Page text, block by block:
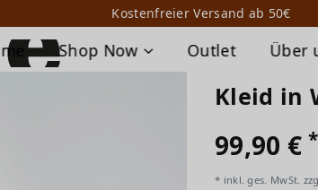
Kostenfreier Versand ab 50€
Shop Now Outlet Über
Kleid in
99,90 €*
* inkl. ges. MwSt.